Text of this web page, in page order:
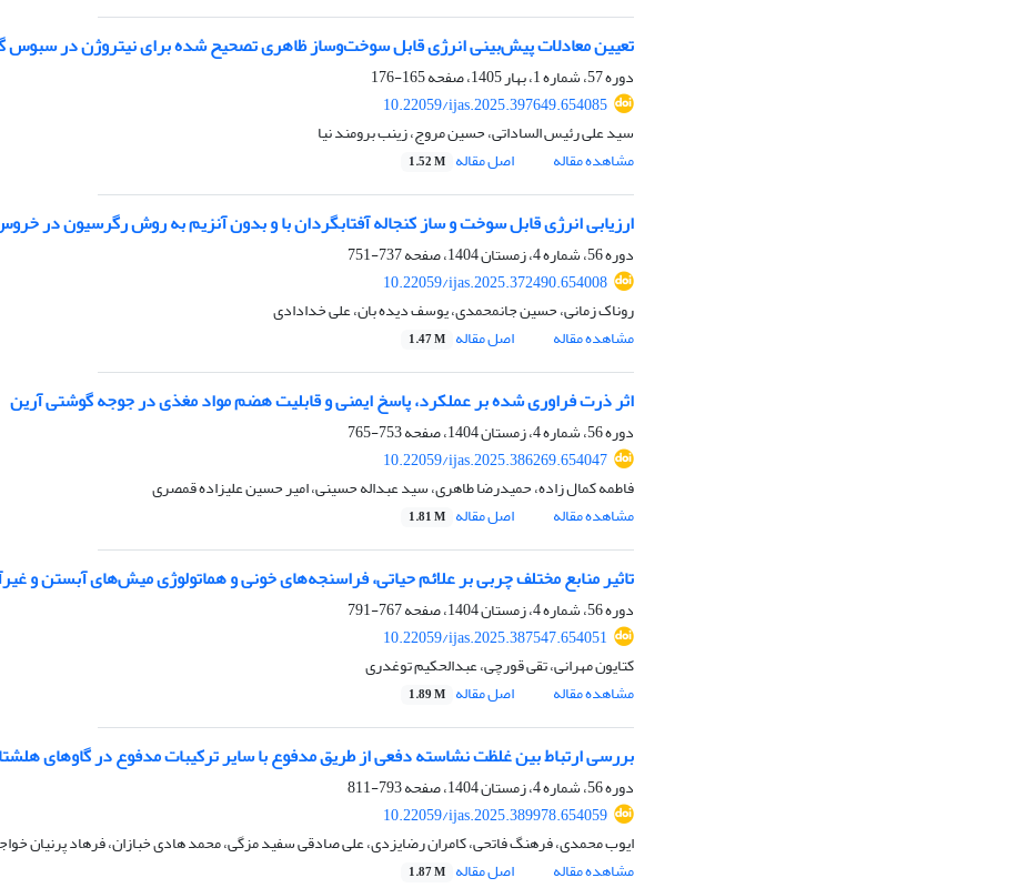
تعیین معادلات پیش‌بینی انرژی قابل سوخت‌وساز ظاهری تصحیح شده برای نیتروژن در
دوره 57، شماره 1، بهار 1405، صفحه
165-176
10.22059/ijas.2025.397649.654085
سید علی رئیس الساداتی، حسین مروج، زینب برومند نیا
مشاهده مقاله
اصل مقاله 1.52 M
ارزیابی انرژی قابل سوخت و ساز کنجاله آفتابگردان با و بدون آنزیم به روش رگرسیون در
دوره 56، شماره 4، زمستان 1404، صفحه
737-751
10.22059/ijas.2025.372490.654008
روناک زمانی، حسین جانمحمدی، یوسف دیده بان، علی خدادادی
مشاهده مقاله
اصل مقاله 1.47 M
اثر ذرت فراوری شده بر عملکرد، پاسخ ایمنی و قابلیت هضم مواد مغذی در جوجه گوشتی آرین
دوره 56، شماره 4، زمستان 1404، صفحه
753-765
10.22059/ijas.2025.386269.654047
فاطمه کمال زاده، حمیدرضا طاهری، سید عبداله حسینی، امیر حسین علیزاده قمصری
مشاهده مقاله
اصل مقاله 1.81 M
تاثیر منابع مختلف چربی بر علائم حیاتی، فراسنجه‌های خونی و هماتولوژی میش‌های آبستن و
دوره 56، شماره 4، زمستان 1404، صفحه
767-791
10.22059/ijas.2025.387547.654051
کتایون مهرانی، تقی قورچی، عبدالحکیم توغدری
مشاهده مقاله
اصل مقاله 1.89 M
بررسی ارتباط بین غلظت نشاسته دفعی از طریق مدفوع با سایر ترکیبات مدفوع در گاوهای
دوره 56، شماره 4، زمستان 1404، صفحه
793-811
10.22059/ijas.2025.389978.654059
ایوب محمدی، فرهنگ فاتحی، کامران رضایزدی، علی صادقی سفید مزگی، محمد هادی خبازان، فرهاد پرنیان
مشاهده مقاله
اصل مقاله 1.87 M